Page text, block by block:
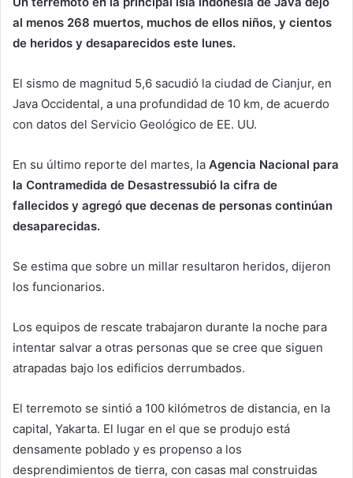
al menos 268 muertos, muchos de ellos niños, y cientos
de heridos y desaparecidos este lunes.
El sismo de magnitud 5,6 sacudió la ciudad de Cianjur, en
Java Occidental, a una profundidad de 10 km, de acuerdo
con datos del Servicio Geológico de EE. UU.
En su último reporte del martes, la Agencia Nacional para
la Contramedida de Desastressubió la cifra de
fallecidos y agregó que decenas de personas continúan
desaparecidas.
Se estima que sobre un millar resultaron heridos, dijeron
los funcionarios.
Los equipos de rescate trabajaron durante la noche para
intentar salvar a otras personas que se cree que siguen
atrapadas bajo los edificios derrumbados.
El terremoto se sintió a 100 kilómetros de distancia, en la
capital, Yakarta. El lugar en el que se produjo está
densamente poblado y es propenso a los
desprendimientos de tierra, con casas mal construidas